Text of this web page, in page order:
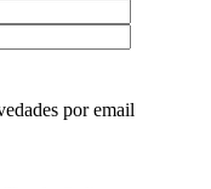
por email